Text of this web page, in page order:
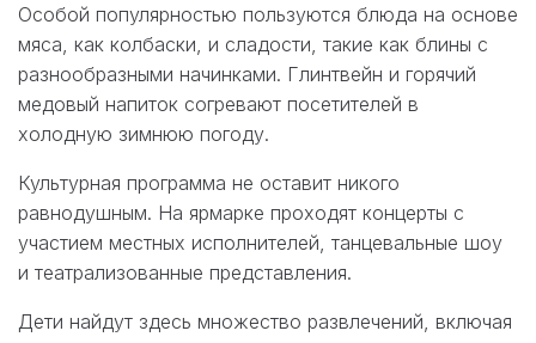
Особой популярностью пользуются блюда на основе
мяса, как колбаски, и сладости, такие как блины с
разнообразными начинками. Глинтвейн и горячий
медовый напиток согревают посетителей в
холодную зимнюю погоду.
Культурная программа не оставит никого
равнодушным. На ярмарке проходят концерты с
участием местных исполнителей, танцевальные шоу
и театрализованные представления.
Дети найдут здесь множество развлечений, включая